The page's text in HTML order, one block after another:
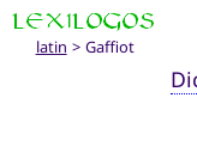
latin > Gaffiot